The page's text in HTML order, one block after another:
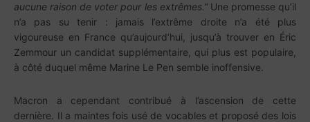
aucune raison de voter pour les extrêmes.”Une promesse qu’il
n’a pas su tenir : jamais l’extrême droite n’a été plus
vigoureuse en France qu’aujourd’hui, jusqu’à trouver en Éric
Zemmour un candidat supplémentaire, qui plus est populaire,
à côté duquel même Marine Le Pen semble inoffensive.
Macron a cependant contribué à l’ascension de cette
dernière. Il a maintes fois usé de vocables et proposé des lois